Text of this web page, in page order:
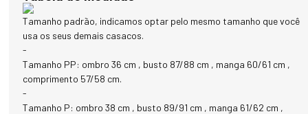
Tamanho padrão, indicamos optar pelo mesmo tamanho que você
usa os seus demais casacos.
-
Tamanho PP: ombro 36 cm , busto 87/88 cm , manga 60/61 cm ,
comprimento 57/58 cm.
-
Tamanho P: ombro 38 cm , busto 89/91 cm , manga 61/62 cm ,